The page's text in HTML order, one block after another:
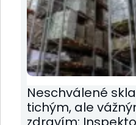
Neschválené
tichým, ale